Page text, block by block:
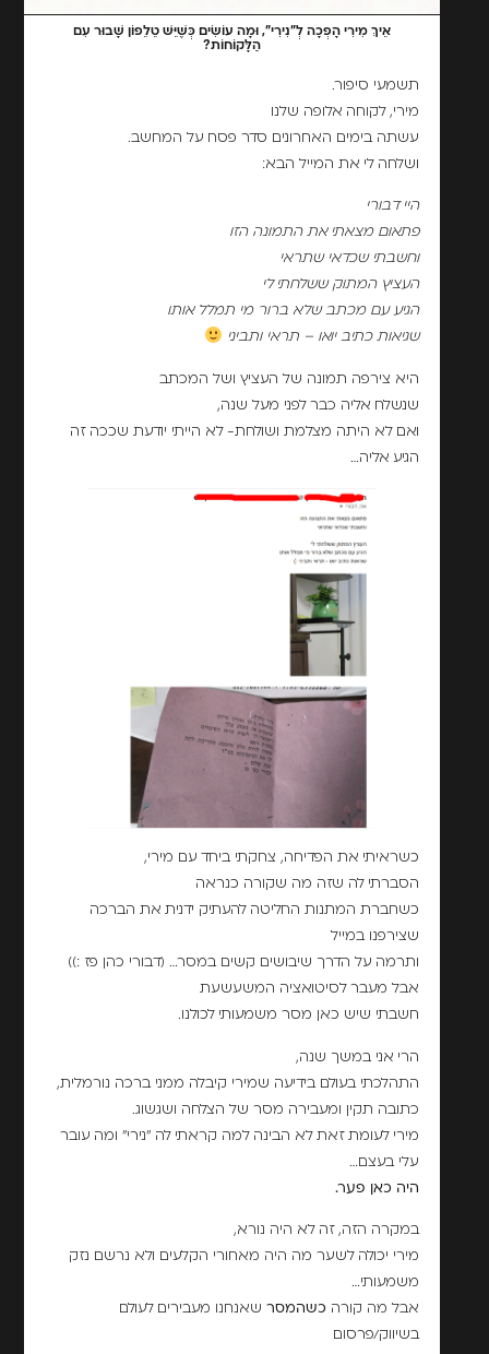
אֵיךְ מִירִי הָפְכָה לְ"נִירִי", וּמָה עוֹשִׂים כְּשֶׁיֵּשׁ טֵלֵפוֹן שָׁבוּר עִם
הַלָּקוֹחוֹת?
תשמעי סיפור.
מירי, לקוחה אלופה שלנו
עשתה בימים האחרונים סדר פסח על המחשב.
ושלחה לי את המייל הבא:
היי דבורי
פתאום מצאתי את התמונה הזו
וחשבתי שכדאי שתראי
העציץ המתוק ששלחתי לי
הגיע עם מכתב שלא ברור מי תמלל אותו
שגיאות כתיב יואו – תראי ותביני
היא צירפה תמונה של העציץ ושל המכתב
שנשלח אליה כבר לפני מעל שנה,
ואם לא היתה מצלמת ושולחת- לא הייתי יודעת שככה זה
הגיע אליה…
כשראיתי את הפדיחה, צחקתי ביחד עם מירי,
הסברתי לה שזה מה שקורה כנראה
כשחברת המתנות החליטה להעתיק ידנית את הברכה
שצירפנו במייל
ותרמה על הדרך שיבושים קשים במסר… (דבורי כהן פז :))
אבל מעבר לסיטואציה המשעשעת
חשבתי שיש כאן מסר משמעותי לכולנו.
הרי אני במשך שנה,
התהלכתי בעולם בידיעה שמירי קיבלה ממני ברכה נורמלית,
כתובה תקין ומעבירה מסר של הצלחה ושגשוג.
מירי לעומת זאת לא הבינה למה קראתי לה "נירי" ומה עובר
עלי בעצם…
היה כאן פער.
במקרה הזה, זה לא היה נורא,
מירי יכולה לשער מה היה מאחורי הקלעים ולא נרשם נזק
משמעותי…
אבל מה קורה כשהמסר שאנחנו מעבירים לעולם
בשיווק/פרסום